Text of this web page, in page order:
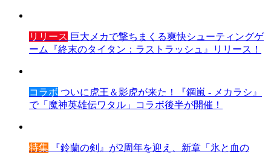
リリース 巨大メカで撃ちまくる爽快シューティングゲ
ーム『終末のタイタン：ラストラッシュ』リリース！
コラボ ついに虎王＆影虎が来た！『鋼嵐 - メカラシ』
で「魔神英雄伝ワタル」コラボ後半が開催！
特集 『鈴蘭の剣』が2周年を迎え、新章「氷と血の